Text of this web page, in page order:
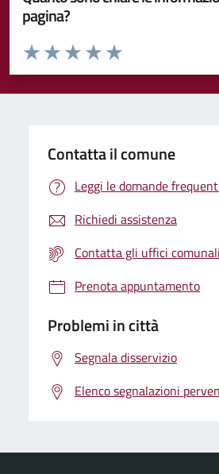
pagina?
Valuta da 1 a 5 stelle la pagina
Valuta 5 stelle su 5
Valuta 4 stelle su 5
Valuta 3 stelle su 5
Valuta 2 stelle su 5
Valuta 1 stelle su 5
Contatta il comune
Leggi le domande
Richiedi assistenza
Contatta gli uffici comunali
Prenota appuntamento
Problemi in città
Segnala disservizio
Elenco segnalazioni